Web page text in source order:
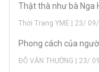
Thật thà như bà Nga
Thời Trang YME | 23/
Phong cách của
ĐỖ VĂN THƯỜNG | 23/